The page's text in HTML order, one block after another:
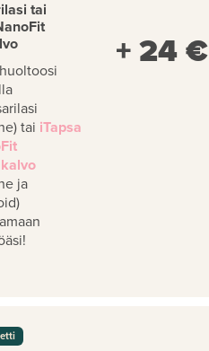
tai
tai iTapsa
ja
+ 24 €